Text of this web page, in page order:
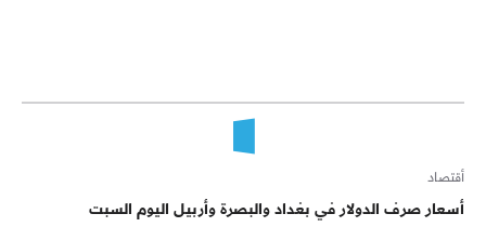
أقتصاد
أسعار صرف الدولار في بغداد والبصرة وأربيل اليوم السبت